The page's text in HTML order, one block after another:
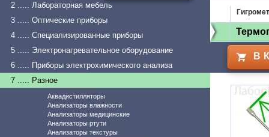
2 ..... Лабораторная мебель
3 ..... Оптические приборы
4 ..... Специализированные приборы
5 ..... Электронагревательное оборудование
6 ..... Приборы электрохимического анализа
7 ..... Разное
Аквадистилляторы
Анализаторы влажности
Анализаторы медицинские
Анализаторы ртути
Анализаторы текстуры
В